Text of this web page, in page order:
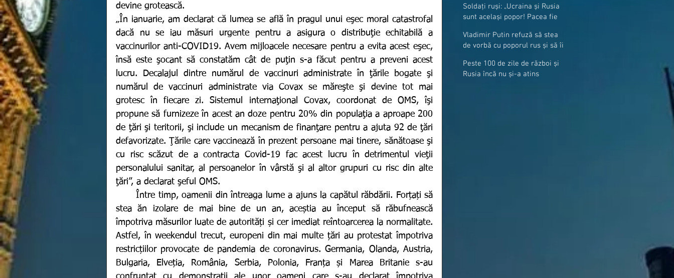
devine grotească.
„În ianuarie, am declarat că lumea se află în pragul unui eşec moral catastrofal
dacă nu se iau măsuri urgente pentru a asigura o distribuţie echitabilă a
vaccinurilor anti-COVID19. Avem mijloacele necesare pentru a evita acest eşec,
însă este şocant să constatăm cât de puţin s-a făcut pentru a preveni acest
lucru. Decalajul dintre numărul de vaccinuri administrate în ţările bogate şi
numărul de vaccinuri administrate via Covax se măreşte şi devine tot mai
grotesc în fiecare zi. Sistemul internaţional Covax, coordonat de OMS, îşi
propune să furnizeze în acest an doze pentru 20% din populaţia a aproape 200
de ţări şi teritorii, şi include un mecanism de finanţare pentru a ajuta 92 de ţări
defavorizate. Ţările care vaccinează în prezent persoane mai tinere, sănătoase şi
cu risc scăzut de a contracta Covid-19 fac acest lucru în detrimentul vieţii
personalului sanitar, al persoanelor în vârstă şi al altor grupuri cu risc din alte
ţări”, a declarat şeful OMS.
stea ăn izolare de mai bine de un an, aceștia au început să răbufnească
împotriva măsurilor luate de autorități și cer imediat reîntoarcerea la normalitate.
Astfel, în weekendul trecut, europeni din mai multe țări au protestat împotriva
restricțiilor provocate de pandemia de coronavirus. Germania, Olanda, Austria,
Bulgaria, Elveția, România, Serbia, Polonia, Franța și Marea Britanie s-au
Soldați ruși: „Ucraina și Rusia
sunt același popor! Pacea fie
Vladimir Putin refuză să stea
de vorbă cu poporul rus și să îi
Peste 100 de zile de război și
Rusia încă nu și-a atins